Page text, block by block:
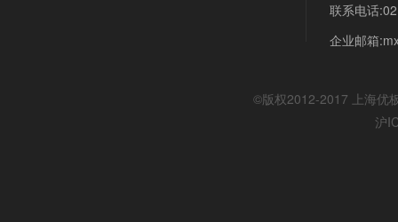
联系电话
企业邮箱
©版权2012-2017 上海优
沪